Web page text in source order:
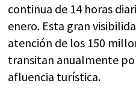
continua de 14 horas
enero. Esta gran
atención de los 150
transitan anualmente
afluencia turística.